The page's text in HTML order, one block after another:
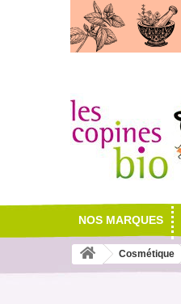
NOS MARQUES
Cosmétique